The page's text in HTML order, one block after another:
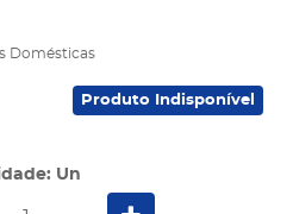
Domésticas
Produto Indisponível
Un